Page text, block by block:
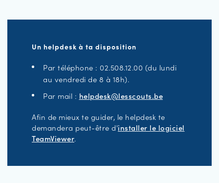
Un helpdesk à ta disposition
Par téléphone : 02.508.12.00 (du lundi
au vendredi de 8 à 18h).
Par mail : helpdesk@lesscouts.be
Afin de mieux te guider, le helpdesk te
demandera peut-être d'installer le logiciel
TeamViewer.